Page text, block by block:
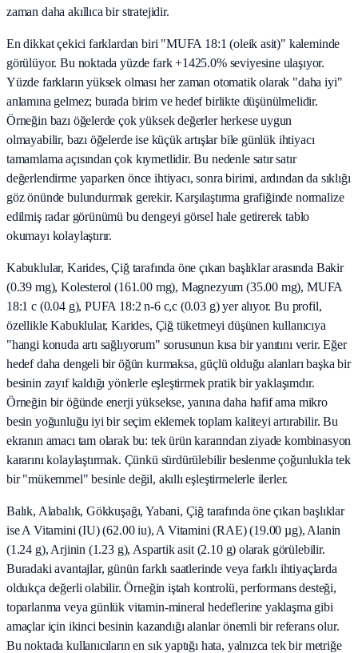
zaman daha akıllıca bir stratejidir.
En dikkat çekici farklardan biri "MUFA 18:1 (oleik asit)" kaleminde
görülüyor. Bu noktada yüzde fark +1425.0% seviyesine ulaşıyor.
Yüzde farkların yüksek olması her zaman otomatik olarak "daha iyi"
anlamına gelmez; burada birim ve hedef birlikte düşünülmelidir.
Örneğin bazı öğelerde çok yüksek değerler herkese uygun
olmayabilir, bazı öğelerde ise küçük artışlar bile günlük ihtiyacı
tamamlama açısından çok kıymetlidir. Bu nedenle satır satır
değerlendirme yaparken önce ihtiyacı, sonra birimi, ardından da sıklığı
göz önünde bulundurmak gerekir. Karşılaştırma grafiğinde normalize
edilmiş radar görünümü bu dengeyi görsel hale getirerek tablo
okumayı kolaylaştırır.
Kabuklular, Karides, Çiğ tarafında öne çıkan başlıklar arasında Bakir
(0.39 mg), Kolesterol (161.00 mg), Magnezyum (35.00 mg), MUFA
18:1 c (0.04 g), PUFA 18:2 n-6 c,c (0.03 g) yer alıyor. Bu profil,
özellikle Kabuklular, Karides, Çiğ tüketmeyi düşünen kullanıcıya
"hangi konuda artı sağlıyorum" sorusunun kısa bir yanıtını verir. Eğer
hedef daha dengeli bir öğün kurmaksa, güçlü olduğu alanları başka bir
besinin zayıf kaldığı yönlerle eşleştirmek pratik bir yaklaşımdır.
Örneğin bir öğünde enerji yüksekse, yanına daha hafif ama mikro
besin yoğunluğu iyi bir seçim eklemek toplam kaliteyi artırabilir. Bu
ekranın amacı tam olarak bu: tek ürün kararından ziyade kombinasyon
kararını kolaylaştırmak. Çünkü sürdürülebilir beslenme çoğunlukla tek
bir "mükemmel" besinle değil, akıllı eşleştirmelerle ilerler.
Balık, Alabalık, Gökkuşağı, Yabani, Çiğ tarafında öne çıkan başlıklar
ise A Vitamini (IU) (62.00 iu), A Vitamini (RAE) (19.00 µg), Alanin
(1.24 g), Arjinin (1.23 g), Aspartik asit (2.10 g) olarak görülebilir.
Buradaki avantajlar, günün farklı saatlerinde veya farklı ihtiyaçlarda
oldukça değerli olabilir. Örneğin iştah kontrolü, performans desteği,
toparlanma veya günlük vitamin-mineral hedeflerine yaklaşma gibi
amaçlar için ikinci besinin kazandığı alanlar önemli bir referans olur.
Bu noktada kullanıcıların en sık yaptığı hata, yalnızca tek bir metriğe